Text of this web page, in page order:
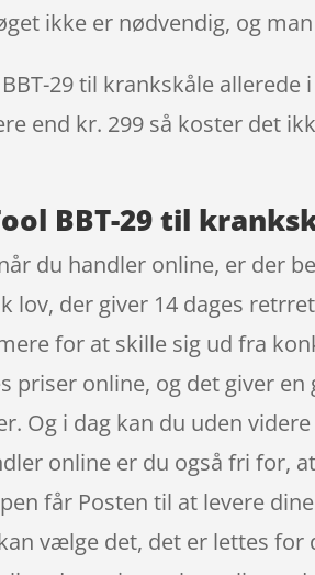
ikke er nødvendig, og
29 til krankskåle
end kr. 299 så koster det
BBT-29 til
du handler online, er der
lov, der giver 14 dages
for at skille sig ud fra
priser online, og det giver
Og i dag kan du uden
online er du også fri for,
får Posten til at levere
vælge det, det er lettes